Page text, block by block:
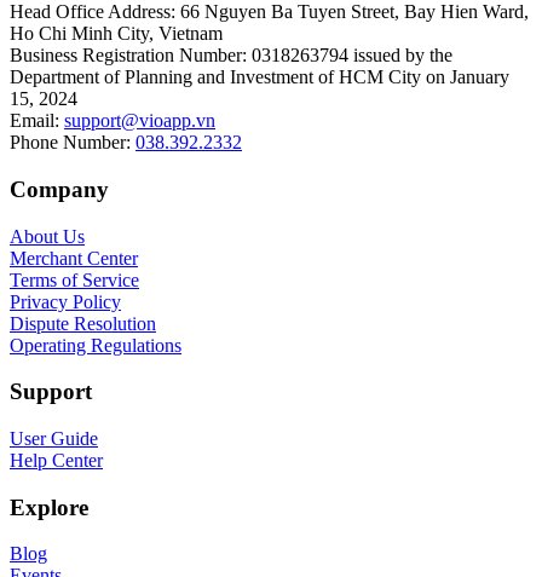
Head Office Address: 66 Nguyen Ba Tuyen Street, Bay Hien Ward,
Ho Chi Minh City, Vietnam
Business Registration Number: 0318263794 issued by the
Department of Planning and Investment of HCM City on January
15, 2024
Email: support@vioapp.vn
Phone Number: 038.392.2332
Company
About Us
Merchant Center
Terms of Service
Privacy Policy
Dispute Resolution
Operating Regulations
Support
User Guide
Help Center
Explore
Blog